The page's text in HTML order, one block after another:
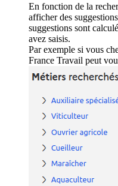
En fonction de la
afficher des
suggestions sont
avez saisis.
Par exemple si vous
France Travail peut